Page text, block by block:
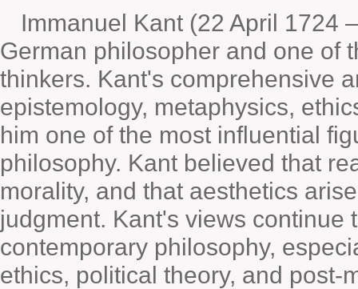
Immanuel Kant (22 April 1724
German philosopher and one of
thinkers. Kant's comprehensive
epistemology, metaphysics,
him one of the most influential
philosophy. Kant believed that
morality, and that aesthetics
judgment. Kant's views continue
contemporary philosophy,
ethics, political theory, and post-